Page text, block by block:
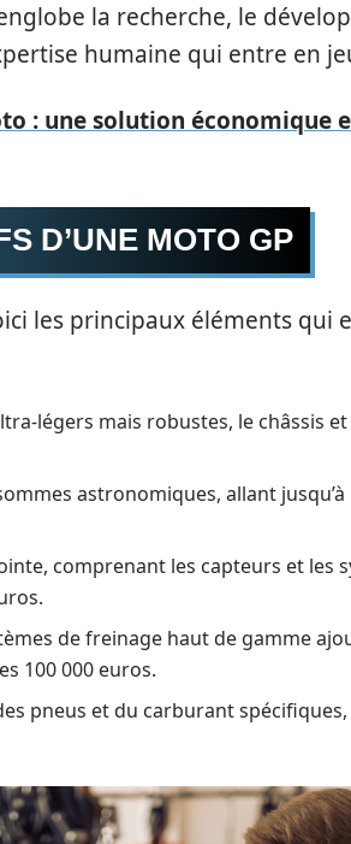
la recherche, le
humaine qui entre en
: une solution économique
D’UNE MOTO GP
les principaux éléments qui
légers mais robustes, le châssis
astronomiques, allant jusqu’à
comprenant les capteurs et les
de freinage haut de gamme
100 000 euros.
pneus et du carburant